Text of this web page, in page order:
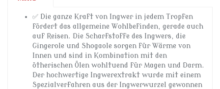
✅ Die ganze Kraft von Ingwer in jedem Tropfen
fördert das allgemeine Wohlbefinden, gerade auch
auf Reisen. Die Scharfstoffe des Ingwers, die
Gingerole und Shogaole sorgen für Wärme von
Innen und sind in Kombination mit den
ötherischen Ölen wohltuend für Magen und Darm.
Der hochwertige Ingwerextrakt wurde mit einem
Spezialverfahren aus der Ingwerwurzel gewonnen